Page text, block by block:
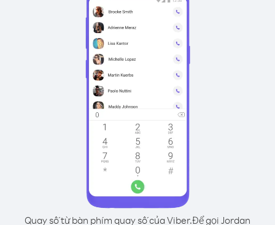
Quay số từ bàn phím quay số của Viber.Để gọi Jordan